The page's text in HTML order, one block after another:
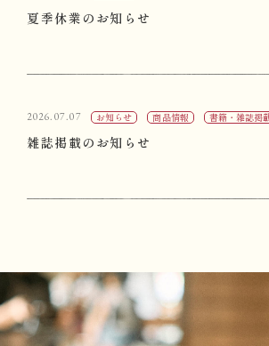
夏季休業のお知らせ
2026.07.07 お知らせ 商品情報 書籍・雑誌掲
雑誌掲載のお知らせ